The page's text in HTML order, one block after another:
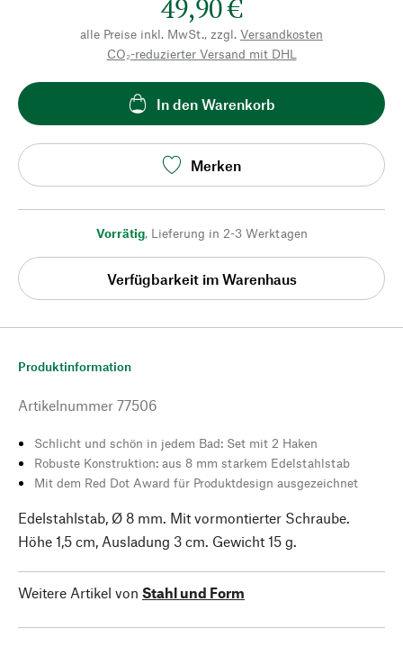
49,90 €
alle Preise inkl. MwSt., zzgl. Versandkosten
CO₂-reduzierter Versand mit DHL
In den Warenkorb
Merken
Vorrätig, Lieferung in 2-3 Werktagen
Verfügbarkeit im Warenhaus
Produktinformation
Artikelnummer 77506
Schlicht und schön in jedem Bad: Set mit 2 Haken
Robuste Konstruktion: aus 8 mm starkem Edelstahlstab
Mit dem Red Dot Award für Produktdesign ausgezeichnet
Edelstahlstab, Ø 8 mm. Mit vormontierter Schraube.
Höhe 1,5 cm, Ausladung 3 cm. Gewicht 15 g.
Weitere Artikel von Stahl und Form